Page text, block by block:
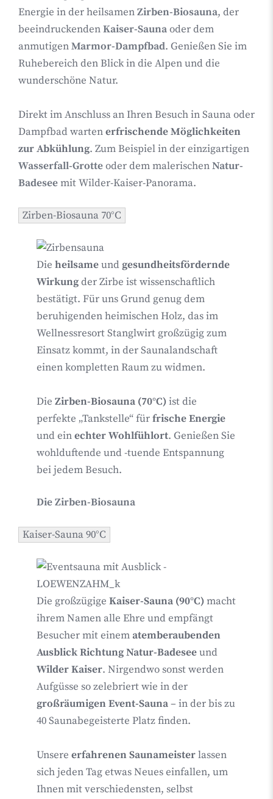
Energie in der heilsamenZirben-Biosauna, der
beeindruckendenKaiser-Saunaoder dem
anmutigenMarmor-Dampfbad. Genießen Sie im
Ruhebereich den Blick in die Alpen und die
wunderschöne Natur.
Direkt im Anschluss an Ihren Besuch in Sauna oder
Dampfbad wartenerfrischende Möglichkeiten
zur Abkühlung. Zum Beispiel in der einzigartigen
Wasserfall-Grotteoder dem malerischenNatur-
Badeseemit Wilder-Kaiser-Panorama.
Zirben-Biosauna 70°C
Die heilsameund gesundheitsfördernde
Wirkungder Zirbe ist wissenschaftlich
bestätigt. Für uns Grund genug dem
beruhigenden heimischen Holz, das im
Wellnessresort Stanglwirt großzügig zum
Einsatz kommt, in der Saunalandschaft
einen kompletten Raum zu widmen.
Die Zirben-Biosauna (70°C)ist die
perfekte „Tankstelle“ fürfrische Energie
und einechter Wohlfühlort. Genießen Sie
wohlduftende und -tuende Entspannung
bei jedem Besuch.
Die Zirben-Biosauna
Kaiser-Sauna 90°C
Die großzügige Kaiser-Sauna (90°C)macht
ihrem Namen alle Ehre und empfängt
Besucher mit einematemberaubenden
Ausblick Richtung Natur-Badeseeund
Wilder Kaiser. Nirgendwo sonst werden
Aufgüsse so zelebriert wie in der
großräumigen Event-Sauna– in der bis zu
40 Saunabegeisterte Platz finden.
Unsere erfahrenen Saunameisterlassen
sich jeden Tag etwas Neues einfallen, um
Ihnen mit verschiedensten, selbst